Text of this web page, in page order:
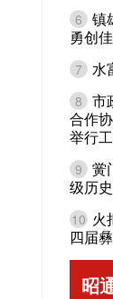
6 镇
勇创
7 水
8 市
合作
举行
9 黉
级历
10 火
四届
昭